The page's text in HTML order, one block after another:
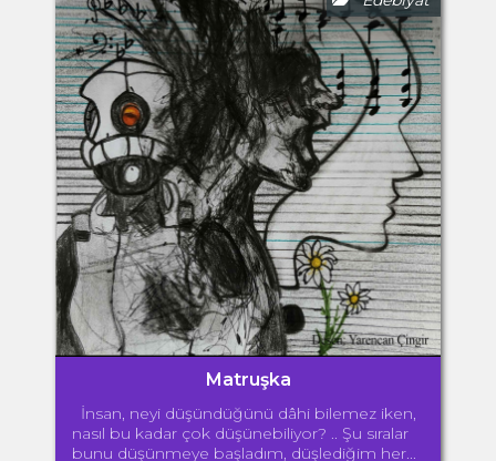
Matruşka
İnsan, neyi düşündüğünü dâhi bilemez iken,
nasıl bu kadar çok düşünebiliyor? .. Şu sıralar
bunu düşünmeye başladım, düşlediğim her...